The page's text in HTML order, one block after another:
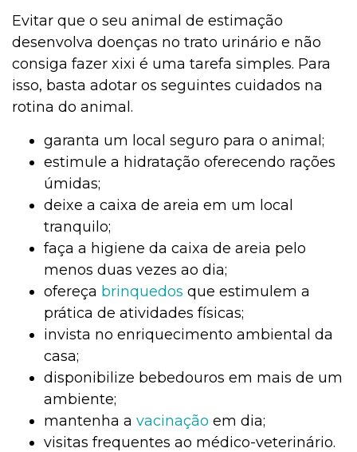
Evitar que o seu animal de estimação
desenvolva doenças no trato urinário e não
consiga fazer xixi é uma tarefa simples. Para
isso, basta adotar os seguintes cuidados na
rotina do animal.
garanta um local seguro para o animal;
estimule a hidratação oferecendo rações
úmidas;
deixe a caixa de areia em um local
tranquilo;
faça a higiene da caixa de areia pelo
menos duas vezes ao dia;
ofereça brinquedos que estimulem a
prática de atividades físicas;
invista no enriquecimento ambiental da
casa;
disponibilize bebedouros em mais de um
ambiente;
mantenha a vacinação em dia;
visitas frequentes ao médico-veterinário.